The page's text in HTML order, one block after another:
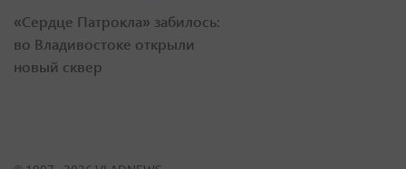
«Сердце Патрокла» забилось:
во Владивостоке открыли
новый сквер